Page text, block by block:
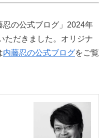
の公式ブログ」2024年
ただきました。オリジナ
内藤忍の公式ブログをご覧